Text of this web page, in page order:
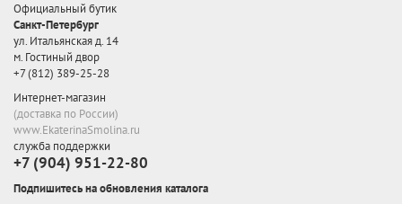
Официальный бутик
Санкт-Петербург
ул. Итальянская д. 14
м. Гостиный двор
+7 (812) 389-25-28
Интернет-магазин
(доставка по России)
www.EkaterinaSmolina.ru
служба поддержки
+7 (904) 951-22-80
Подпишитесь на обновления каталога